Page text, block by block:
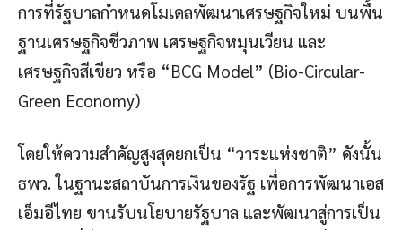
การที่รัฐบาลกำหนดโมเดลพัฒนาเศรษฐกิจใหม่ บนพื้น
ฐานเศรษฐกิจชีวภาพ เศรษฐกิจหมุนเวียน และ
เศรษฐกิจสีเขียว หรือ “BCG Model” (Bio-Circular-
Green Economy)
โดยให้ความสำคัญสูงสุดยกเป็น “วาระแห่งชาติ” ดังนั้น
ธพว. ในฐานะสถาบันการเงินของรัฐ เพื่อการพัฒนาเอส
เอ็มอีไทย ขานรับนโยบายรัฐบาล และพัฒนาสู่การเป็น